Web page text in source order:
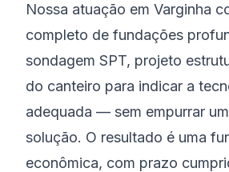
Nossa atuação em Varginha
completo de fundações
sondagem SPT, projeto
do canteiro para indicar a
adequada — sem empurrar
solução. O resultado é uma
econômica, com prazo